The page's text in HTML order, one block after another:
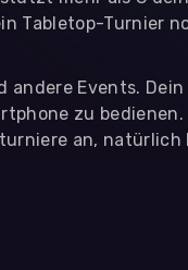
Tabletop-Turnier
andere Events.
zu
an, natürlich